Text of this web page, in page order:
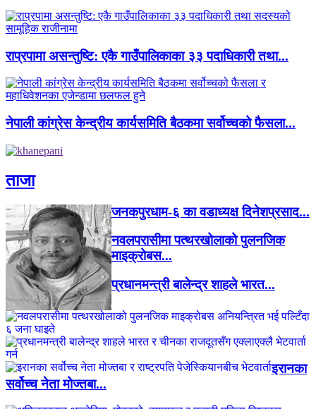
राप्रपामा असन्तुष्टि: एकै गाउँपालिकाका ३३ पदाधिकारी तथा...
नेपाली कांग्रेस केन्द्रीय कार्यसमिति बैठकमा सर्वोच्चको फैसला...
ताजा
जनकपुरधाम-६ का वडाध्यक्ष दिनेशप्रसाद...
नवलपरासीमा पत्थरखोलाको पुलनजिक
माइक्रोबस...
प्रधानमन्त्री बालेन्द्र शाहले भारत...
इरानका
सर्वोच्च नेता मोज्तबा...